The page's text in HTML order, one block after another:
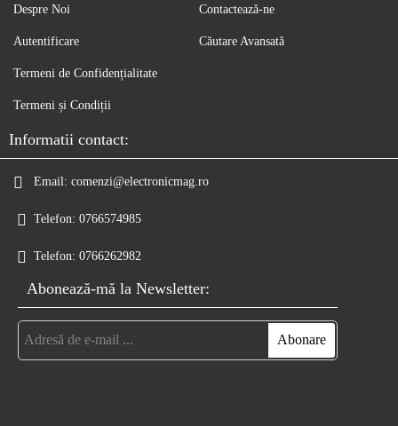
Despre Noi
Autentificare
Contactează-ne
Căutare Avansată
Termeni de Confidențialitate
Termeni și Condiții
Informatii contact:
Email: comenzi@electronicmag.ro
Telefon: 0766574985
Telefon: 0766262982
Abonează-mă la Newsletter: